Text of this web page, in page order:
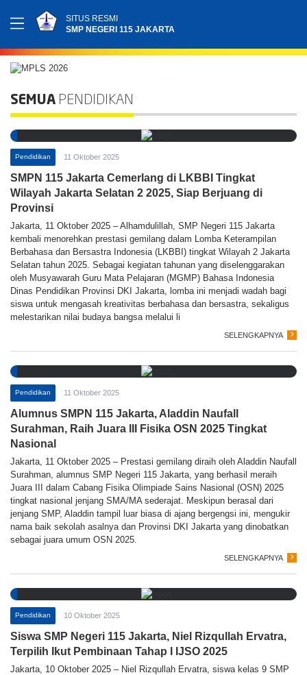
SITUS RESMI
SMP NEGERI 115 JAKARTA
SEMUA PENDIDIKAN
Pendidikan 11 Oktober 2025
SMPN 115 Jakarta Cemerlang di LKBBI Tingkat
Wilayah Jakarta Selatan 2 2025, Siap Berjuang di
Provinsi
Jakarta, 11 Oktober 2025 – Alhamdulillah, SMP Negeri 115 Jakarta
kembali menorehkan prestasi gemilang dalam Lomba Keterampilan
Berbahasa dan Bersastra Indonesia (LKBBI) tingkat Wilayah 2 Jakarta
Selatan tahun 2025. Sebagai kegiatan tahunan yang diselenggarakan
oleh Musyawarah Guru Mata Pelajaran (MGMP) Bahasa Indonesia
Dinas Pendidikan Provinsi DKI Jakarta, lomba ini menjadi wadah bagi
siswa untuk mengasah kreativitas berbahasa dan bersastra, sekaligus
melestarikan nilai budaya bangsa melalui li
SELENGKAPNYA
Pendidikan 11 Oktober 2025
Alumnus SMPN 115 Jakarta, Aladdin Naufall
Surahman, Raih Juara III Fisika OSN 2025 Tingkat
Nasional
Jakarta, 11 Oktober 2025 – Prestasi gemilang diraih oleh Aladdin Naufall
Surahman, alumnus SMP Negeri 115 Jakarta, yang berhasil meraih
Juara III dalam Cabang Fisika Olimpiade Sains Nasional (OSN) 2025
tingkat nasional jenjang SMA/MA sederajat. Meskipun berasal dari
jenjang SMP, Aladdin tampil luar biasa di ajang bergengsi ini, mengukir
nama baik sekolah asalnya dan Provinsi DKI Jakarta yang dinobatkan
sebagai juara umum OSN 2025.
SELENGKAPNYA
Pendidikan 10 Oktober 2025
Siswa SMP Negeri 115 Jakarta, Niel Rizqullah Ervatra,
Terpilih Ikut Pembinaan Tahap I IJSO 2025
Jakarta, 10 Oktober 2025 – Niel Rizqullah Ervatra, siswa kelas 9 SMP